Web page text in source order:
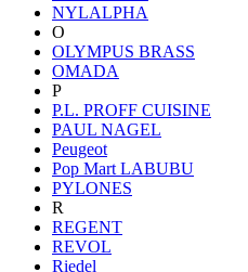
NYLALPHA
O
OLYMPUS BRASS
OMADA
P
P.L. PROFF CUISINE
PAUL NAGEL
Peugeot
Pop Mart LABUBU
PYLONES
R
REGENT
REVOL
Riedel